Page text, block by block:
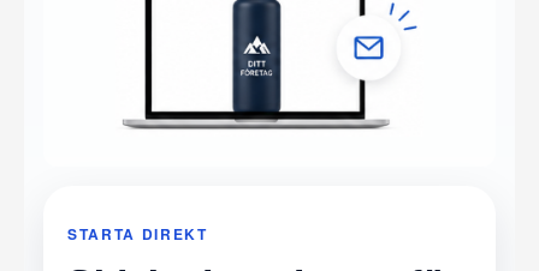
STARTA DIREKT